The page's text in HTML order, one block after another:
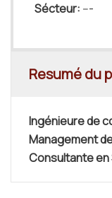
Sécteur: ---
Resumé du
Ingénieure de
Management
Consultante en